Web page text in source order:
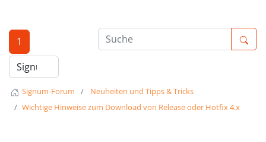
1
Signum-Forum
Neuheiten und Tipps & Tricks
Wichtige Hinweise zum Download von Release oder Hotfix 4.x